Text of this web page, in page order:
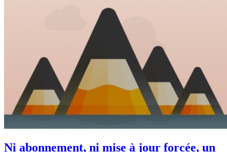
Ni abonnement, ni mise à jour forcée, un